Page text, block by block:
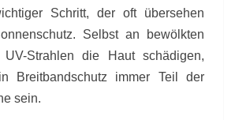
Schritt, der oft übersehen
Selbst an bewölkten
Strahlen die Haut schädigen,
Breitbandschutz immer Teil der
sein.